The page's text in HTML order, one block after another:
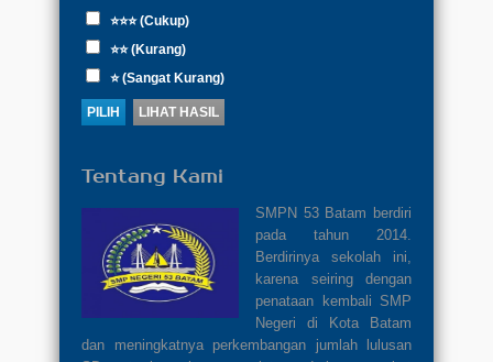
⭐⭐⭐ (Cukup)
⭐⭐ (Kurang)
⭐ (Sangat Kurang)
Tentang Kami
SMPN 53 Batam berdiri
pada tahun 2014.
Berdirinya sekolah ini,
karena seiring dengan
penataan kembali SMP
Negeri di Kota Batam
dan meningkatnya perkembangan jumlah lulusan